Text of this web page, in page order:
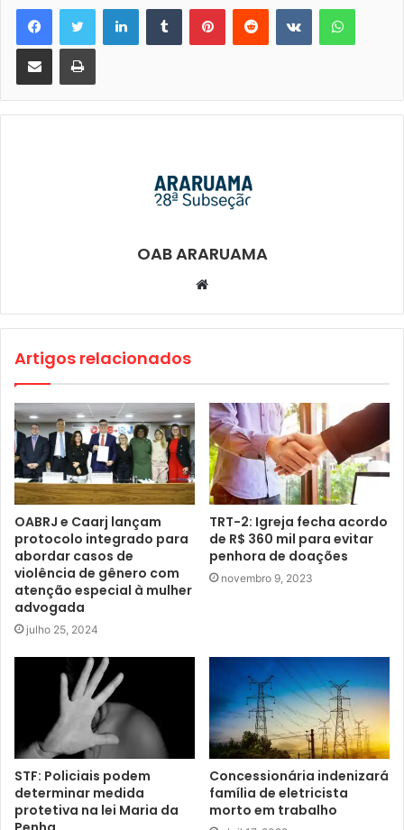
LinkedinTumblr PinterestReddit VK
Compartilhar via e-mail Imprimir
OAB ARARUAMA
Website
Artigos relacionados
OABRJ e Caarj lançam
protocolo integrado para
abordar casos de
violência de gênero com
atenção especial à mulher
advogada
julho 25, 2024
TRT-2: Igreja fecha acordo
de R$ 360 mil para evitar
penhora de doações
novembro 9, 2023
STF: Policiais podem
determinar medida
protetiva na lei Maria da
Concessionária indenizará
família de eletricista
morto em trabalho